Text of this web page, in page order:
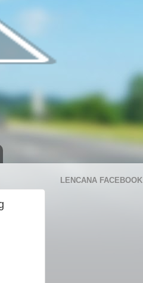
LENCANA FACEBOOK